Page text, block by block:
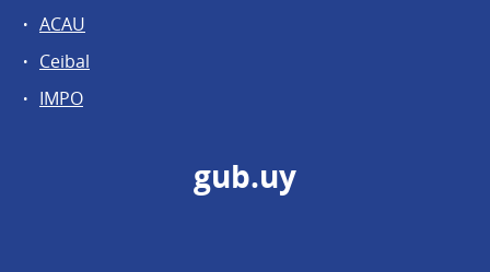
ACAU
Ceibal
IMPO
gub.uy